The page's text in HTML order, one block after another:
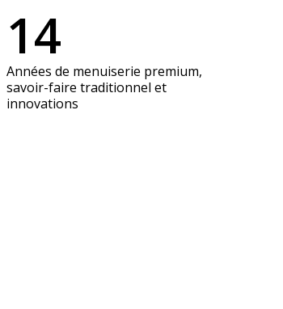
14
Années de menuiserie premium,
savoir-faire traditionnel et
innovations